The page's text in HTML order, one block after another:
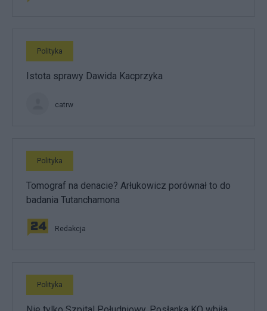
Polityka
Istota sprawy Dawida Kacprzyka
catrw
Polityka
Tomograf na denacie? Arłukowicz porównał to do
badania Tutanchamona
Redakcja
Polityka